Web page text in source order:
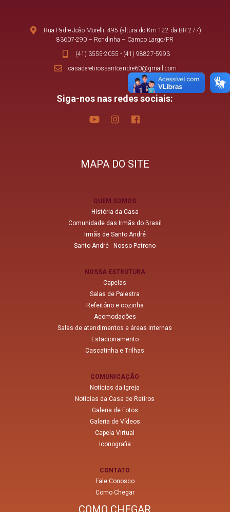
Rua Padre João Morelli, 495 (altura do Km 122 da BR 277)
83607-290 – Rondinha – Campo Largo/PR
(41) 3555-2055 - (41) 98827-5993
casaderetirossantoandre60@gmail.com
Siga-nos nas redes sociais:
MAPA DO SITE
QUEM SOMOS
História da Casa
Comunidade das Irmãs do Brasil
Irmãs de Santo André
Santo André - Nosso Patrono
NOSSA ESTRUTURA
Capelas
Salas de Palestra
Refeitório e cozinha
Acomodações
Salas de atendimentos e áreas internas
Estacionamento
Cascatinha e Trilhas
COMUNICAÇÃO
Notícias da Igreja
Notícias da Casa de Retiros
Galeria de Fotos
Galeria de Vídeos
Capela Virtual
Iconografia
CONTATO
Fale Conosco
Como Chegar
COMO CHEGAR